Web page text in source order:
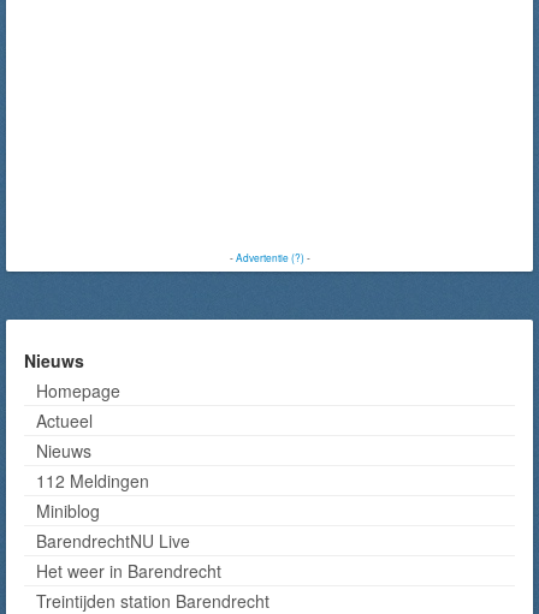
-Advertentie (?)-
Nieuws
Homepage
Actueel
Nieuws
112 Meldingen
Miniblog
BarendrechtNU Live
Het weer in Barendrecht
Treintijden station Barendrecht